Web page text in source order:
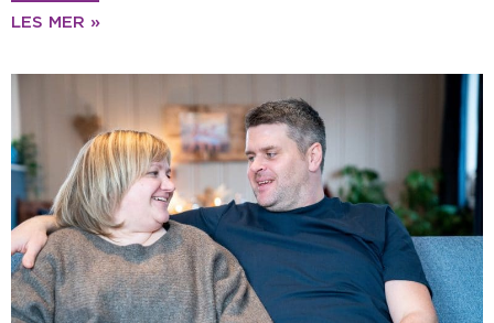
LES MER »